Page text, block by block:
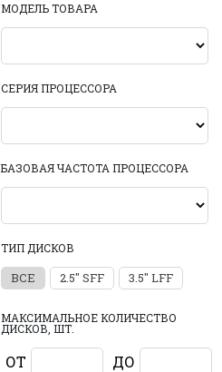
МОДЕЛЬ ТОВАРА
СЕРИЯ ПРОЦЕССОРА
БАЗОВАЯ ЧАСТОТА ПРОЦЕССОРА
ТИП ДИСКОВ
ВСЕ 2.5" SFF 3.5" LFF
МАКСИМАЛЬНОЕ КОЛИЧЕСТВО
ДИСКОВ, ШТ.
ОТ ДО